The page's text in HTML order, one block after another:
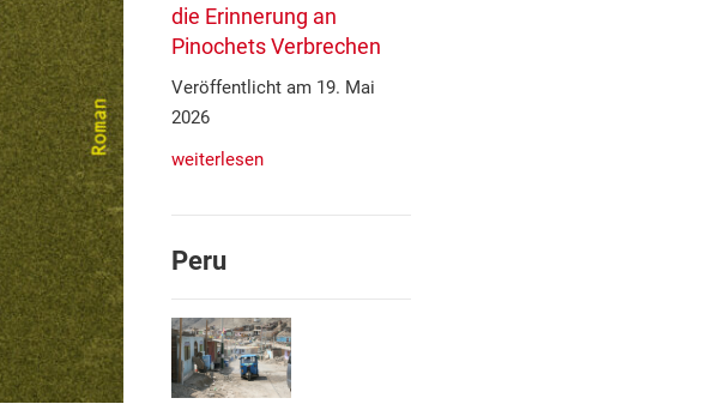
die Erinnerung an
Pinochets Verbrechen
Veröffentlicht am 19. Mai
2026
weiterlesen
Peru